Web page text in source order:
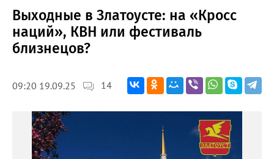
Выходные в Златоусте: на «Кросс
наций», КВН или фестиваль
близнецов?
09:20 19.09.25 14